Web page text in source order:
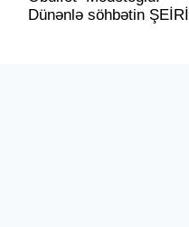
Dünənlə söhbətin ŞEİRİ